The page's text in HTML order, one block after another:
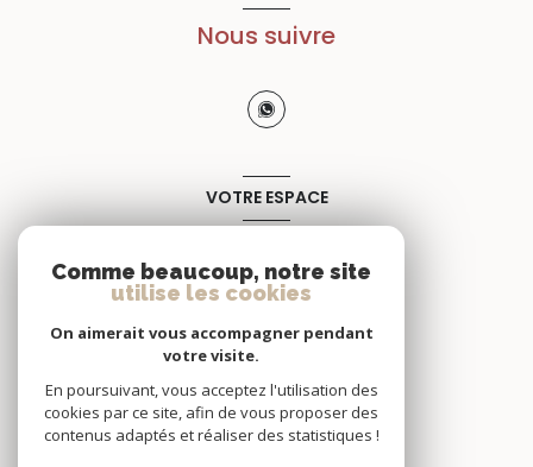
Nous suivre
VOTRE ESPACE
SE CONNECTER
Comme beaucoup, notre site
utilise les cookies
On aimerait vous accompagner pendant
votre visite.
En poursuivant, vous acceptez l'utilisation des
cookies par ce site, afin de vous proposer des
contenus adaptés et réaliser des statistiques !